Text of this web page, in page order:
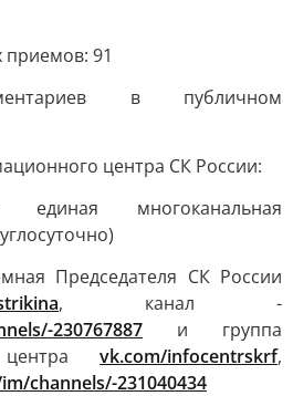
91
в публичном
центра СК России:
единая многоканальная
Председателя СК России
, канал -
230767887 и группа
центра vk.com/infocentrskrf,
channels/-231040434